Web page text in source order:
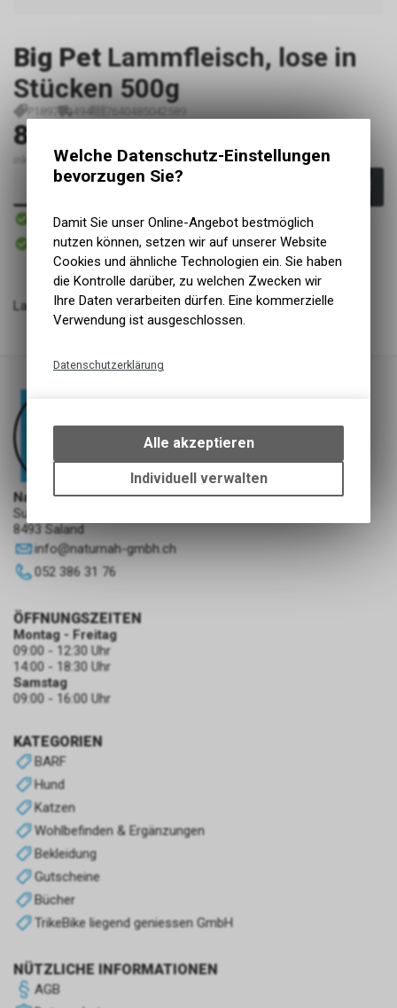
Big Pet Lammfleisch, lose in
Stücken 500g
P1897 494 7640485042589
8.90
inkl. MwSt., zzgl. Versandkosten
In den Warenkorb
Versand
Sofort abholbar
Abholung NaturNah GmbH
Lammfleisch, lose in Stücken 500g
NaturNah GmbH
Sunnehofstrasse 7
8493 Saland
info@naturnah-gmbh.ch
052 386 31 76
KATEGORIEN
BARF
Hund
Katzen
Wohlbefinden & Ergänzungen
Bekleidung
Gutscheine
Bücher
TrikeBike liegend geniessen GmbH
NÜTZLICHE INFORMATIONEN
AGB
ÖFFNUNGSZEITEN
Montag - Freitag
09:00 - 12:30 Uhr
14:00 - 18:30 Uhr
Samstag
09:00 - 16:00 Uhr
Welche Datenschutz-Einstellungen
bevorzugen Sie?
Damit Sie unser Online-Angebot bestmöglich
nutzen können, setzen wir auf unserer Website
Cookies und ähnliche Technologien ein. Sie haben
die Kontrolle darüber, zu welchen Zwecken wir
Ihre Daten verarbeiten dürfen. Eine kommerzielle
Verwendung ist ausgeschlossen.
Datenschutzerklärung
bestimmte Interaktionen und
Einstellungen auf Ihrem Gerät,
um die grundlegenden
Funktionen unseres Online-
ermöglichen. Bitte beachten Sie,
Alle akzeptieren
Individuell verwalten